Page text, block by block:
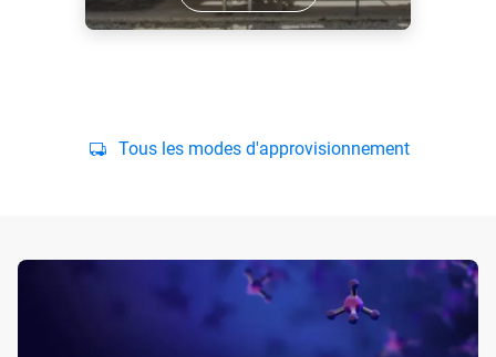
Tous les modes d'approvisionnement